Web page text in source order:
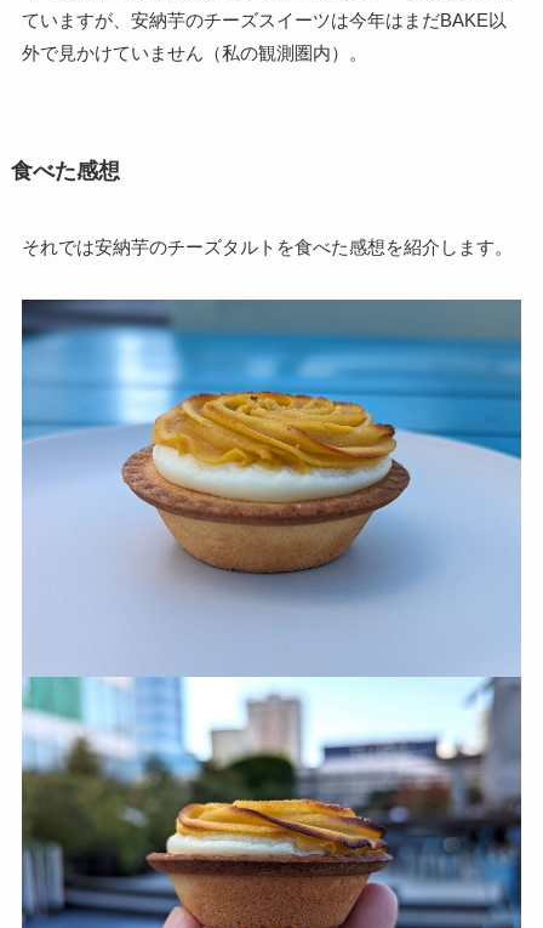
ていますが、安納芋のチーズスイーツは今年はまだBAKE以
外で見かけていません（私の観測圏内）。
食べた感想
それでは安納芋のチーズタルトを食べた感想を紹介します。